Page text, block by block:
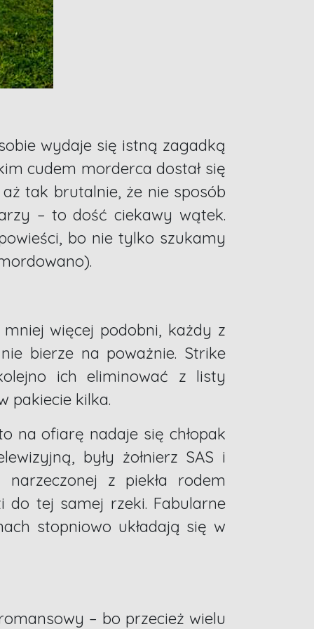
wydaje się istną zagadką
cudem morderca dostał się
tak brutalnie, że nie sposób
– to dość ciekawy wątek.
bo nie tylko szukamy
więcej podobni, każdy z
bierze na poważnie. Strike
ich eliminować z listy
pakiecie kilka.
na ofiarę nadaje się chłopak
były żołnierz SAS i
z piekła rodem
do tej samej rzeki. Fabularne
stopniowo układają się w
– bo przecież wielu